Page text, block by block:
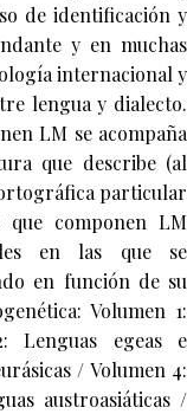
de identificación y
y en muchas
internacional y
lengua y dialecto.
LM se acompaña
que describe (al
particular
que componen LM
en las que se
en función de su
Volumen 1:
Lenguas egeas e
/ Volumen 4:
austroasiáticas /